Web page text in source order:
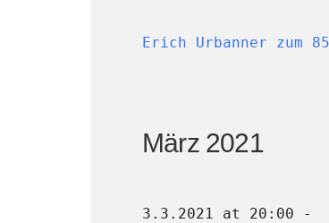
Erich Urbanner zum
März 2021
3.3.2021 at 20:00 -